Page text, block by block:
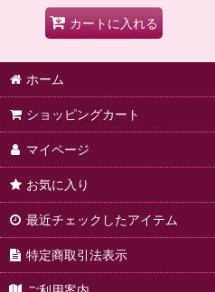
カートに入れる
ホーム
ショッピングカート
マイページ
お気に入り
最近チェックしたアイテム
特定商取引法表示